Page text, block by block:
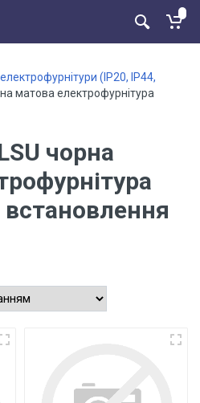
(ІР20, ІР44,
матова електрофурнітура
чорна